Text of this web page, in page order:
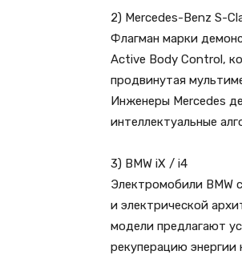
2) Mercedes-Benz S-
Флагман марки
Active Body Control,
продвинутая
Инженеры Mercedes
интеллектуальные
3) BMW iX / i4
Электромобили BMW
и электрической
модели предлагают
рекуперацию